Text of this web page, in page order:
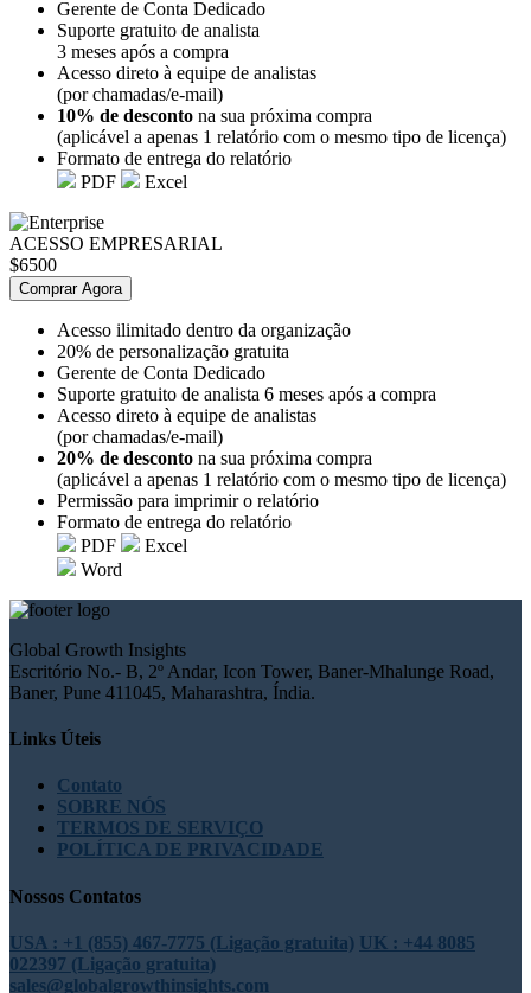
Gerente de Conta Dedicado
Suporte gratuito de analista
3 meses após a compra
Acesso direto à equipe de analistas
(por chamadas/e-mail)
10% de desconto na sua próxima compra
(aplicável a apenas 1 relatório com o mesmo tipo de licença)
Formato de entrega do relatório
PDF
Excel
ACESSO EMPRESARIAL
$6500
Comprar Agora
Acesso ilimitado dentro da organização
20% de personalização gratuita
Gerente de Conta Dedicado
Suporte gratuito de analista 6 meses após a compra
Acesso direto à equipe de analistas
(por chamadas/e-mail)
20% de desconto na sua próxima compra
(aplicável a apenas 1 relatório com o mesmo tipo de licença)
Permissão para imprimir o relatório
Formato de entrega do relatório
PDF
Excel
Word
Global Growth Insights
Escritório No.- B, 2º Andar, Icon Tower, Baner-Mhalunge Road,
Baner, Pune 411045, Maharashtra, Índia.
Links Úteis
Contato
SOBRE NÓS
TERMOS DE SERVIÇO
POLÍTICA DE PRIVACIDADE
Nossos Contatos
USA : +1 (855) 467-7775 (Ligação gratuita) UK : +44 8085
022397 (Ligação gratuita)
sales@globalgrowthinsights.com